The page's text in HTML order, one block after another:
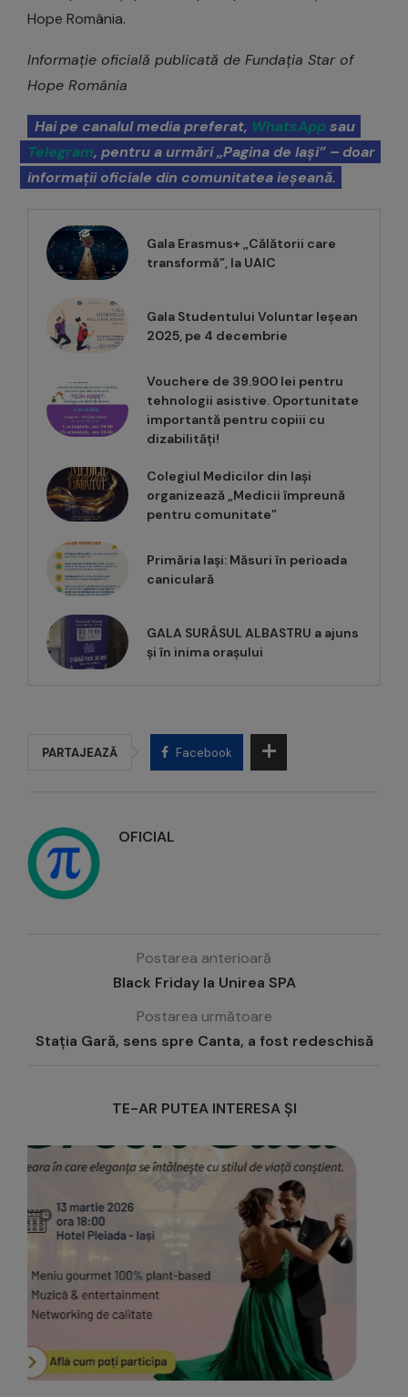
Hope România.
Informație oficială publicată de Fundația Star of
Hope România
Hai pe canalul media preferat, WhatsAppsau
Telegram, pentru a urmări „Pagina de Iași” – doar
informații oficiale din comunitatea ieșeană.
Gala Erasmus+ „Călătorii care
transformă”, la UAIC
Gala Studentului Voluntar Ieșean
2025, pe 4 decembrie
Vouchere de 39.900 lei pentru
tehnologii asistive. Oportunitate
importantă pentru copiii cu
dizabilități!
Colegiul Medicilor din Iași
organizează „Medicii împreună
pentru comunitate”
Primăria Iași: Măsuri în perioada
caniculară
GALA SURÂSUL ALBASTRU a ajuns
și în inima orașului
PARTAJEAZĂ Facebook
OFICIAL
Postarea anterioară
Black Friday la Unirea SPA
Postarea următoare
Stația Gară, sens spre Canta, a fost redeschisă
TE-AR PUTEA INTERESA ȘI